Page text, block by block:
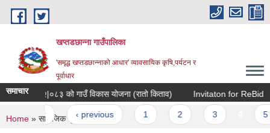
Skip to main content
खप्तडछान्ना गाउँपालिका
'समृद्ध खप्तडछान्नाको आधार' व्यावसायिक कृषि,पर्यटन र
पूर्वाधार
समाचार
आ.व. २०८२|०८३ को गाउँ विकास योजना (रातो किताव) Invitaton for ReBid
Pages ‹ previous
You are here
Home » सामाजिक सुरक्षा